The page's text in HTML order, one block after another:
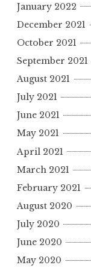
January 2022
December 2021
October 2021
September 2021
August 2021
July 2021
June 2021
May 2021
April 2021
March 2021
February 2021
August 2020
July 2020
June 2020
May 2020